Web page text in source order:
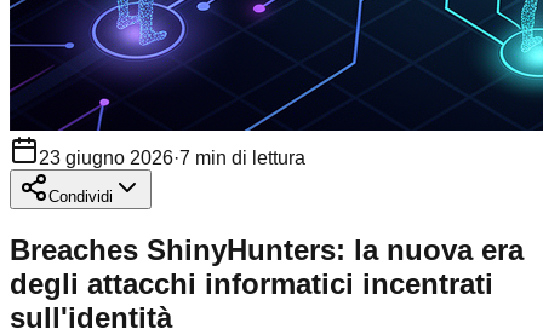
23 giugno 2026·7 min di lettura
Condividi
Breaches ShinyHunters: la nuova era
degli attacchi informatici incentrati
sull'identità